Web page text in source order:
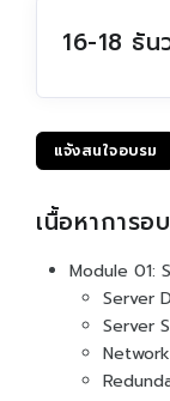
16-18 ธั
แจ้งสนใจอบรม
เนื้อหาการอ
Module 01:
Server
Server